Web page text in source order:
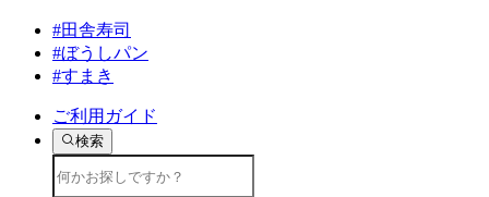
#田舎寿司
#ぼうしパン
#すまき
ご利用ガイド
検索